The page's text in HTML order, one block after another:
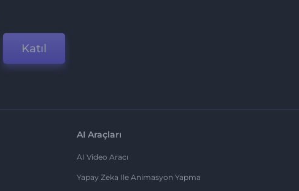
Katıl
AI Araçları
AI Video Aracı
Yapay Zeka Ile Animasyon Yapma